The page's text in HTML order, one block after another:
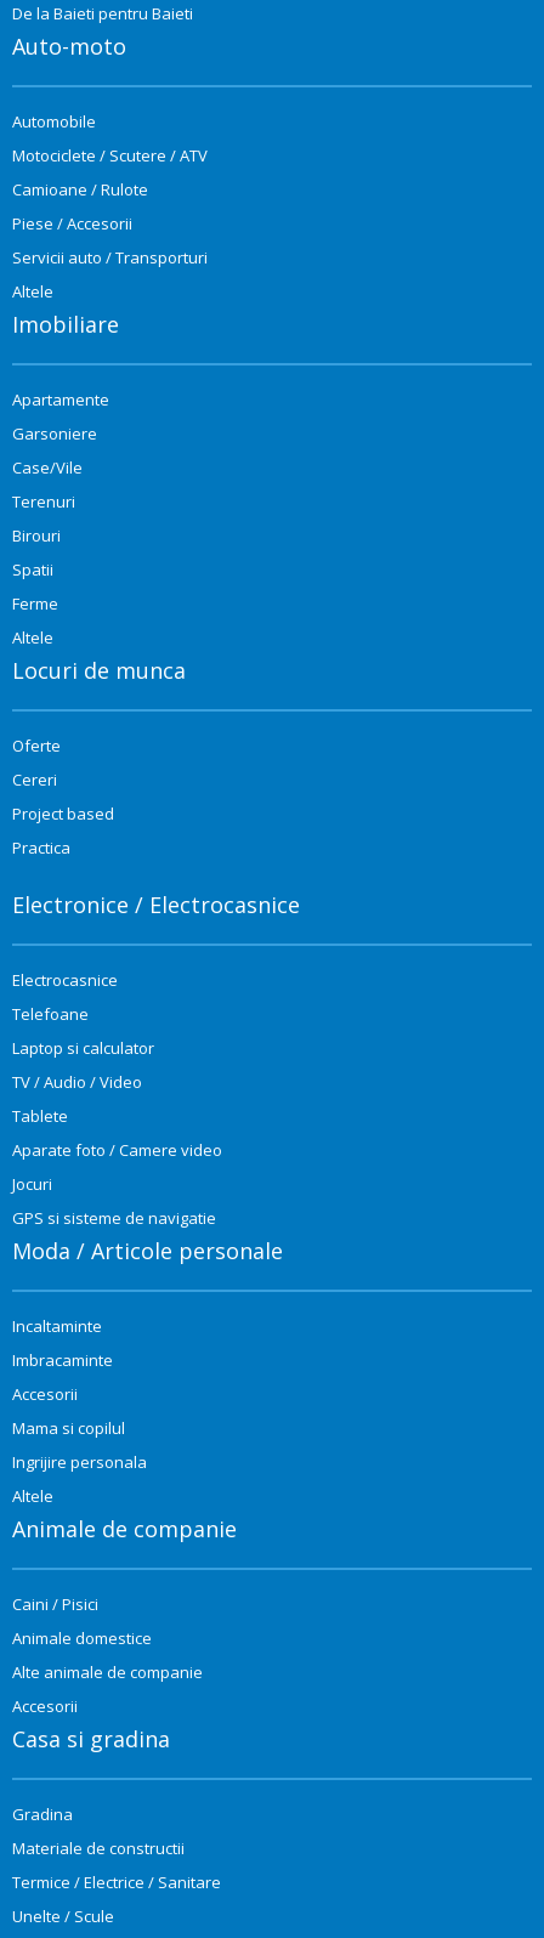
De la Baieti pentru Baieti
Auto-moto
Automobile
Motociclete / Scutere / ATV
Camioane / Rulote
Piese / Accesorii
Servicii auto / Transporturi
Altele
Imobiliare
Apartamente
Garsoniere
Case/Vile
Terenuri
Birouri
Spatii
Ferme
Altele
Locuri de munca
Oferte
Cereri
Project based
Practica
Electronice / Electrocasnice
Electrocasnice
Telefoane
Laptop si calculator
TV / Audio / Video
Tablete
Aparate foto / Camere video
Jocuri
GPS si sisteme de navigatie
Moda / Articole personale
Incaltaminte
Imbracaminte
Accesorii
Mama si copilul
Ingrijire personala
Altele
Animale de companie
Caini / Pisici
Animale domestice
Alte animale de companie
Accesorii
Casa si gradina
Gradina
Materiale de constructii
Termice / Electrice / Sanitare
Unelte / Scule